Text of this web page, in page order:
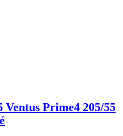
Ventus Prime4 205/55